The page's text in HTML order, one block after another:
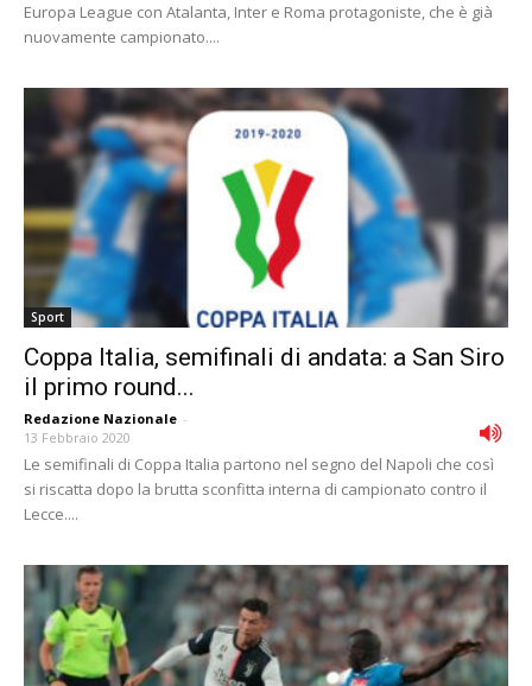
Europa League con Atalanta, Inter e Roma protagoniste, che è già
nuovamente campionato....
Sport
Coppa Italia, semifinali di andata: a San Siro
il primo round...
Redazione Nazionale -
13 Febbraio 2020
Le semifinali di Coppa Italia partono nel segno del Napoli che così
si riscatta dopo la brutta sconfitta interna di campionato contro il
Lecce....